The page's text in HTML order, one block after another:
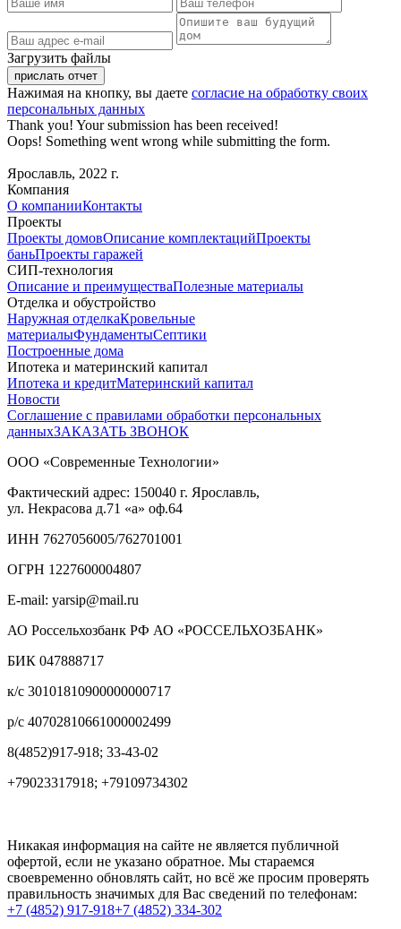
Загрузить файлы
Нажимая на кнопку, вы даете согласие на обработку своих
персональных данных
Thank you! Your submission has been received!
Oops! Something went wrong while submitting the form.
Ярославль, 2022 г.
Компания
О компанииКонтакты
Проекты
Проекты домовОписание комплектацийПроекты
баньПроекты гаражей
СИП-технология
Описание и преимуществаПолезные материалы
Отделка и обустройство
Наружная отделкаКровельные
материалыФундаментыСептики
Построенные дома
Ипотека и материнский капитал
Ипотека и кредитМатеринский капитал
Новости
Соглашение с правилами обработки персональных
данныхЗАКАЗАТЬ ЗВОНОК
ООО «Современные Технологии»
Фактический адрес: 150040 г. Ярославль,
ул. Некрасова д.71 «а» оф.64
ИНН 7627056005/762701001
ОГРН 1227600004807
E-mail: yarsip@mail.ru
АО Россельхозбанк РФ АО «РОССЕЛЬХОЗБАНК»
БИК 047888717
к/с 30101810900000000717
р/с 40702810661000002499
8(4852)917-918; 33-43-02
+79023317918; +79109734302
Никакая информация на сайте не является публичной
офертой, если не указано обратное. Мы стараемся
своевременно обновлять сайт, но всё же просим проверять
правильность значимых для Вас сведений по телефонам:
+7 (4852) 917-918+7 (4852) 334-302